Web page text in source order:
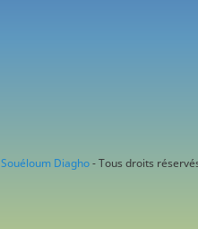
Souéloum Diagho- Tous droits